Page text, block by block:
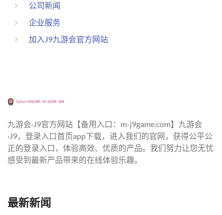
公司新闻
企业服务
加入J9九游会官方网站
九游会·J9官方网站【备用入口：m-j9game.com】九游会
·J9，登录入口首页app下载，进入我们的官网，获得公平公
正的登录入口，体验高效、优质的产品。我们努力让您无忧
感受到最新产品带来的在线体验乐趣。
最新新闻